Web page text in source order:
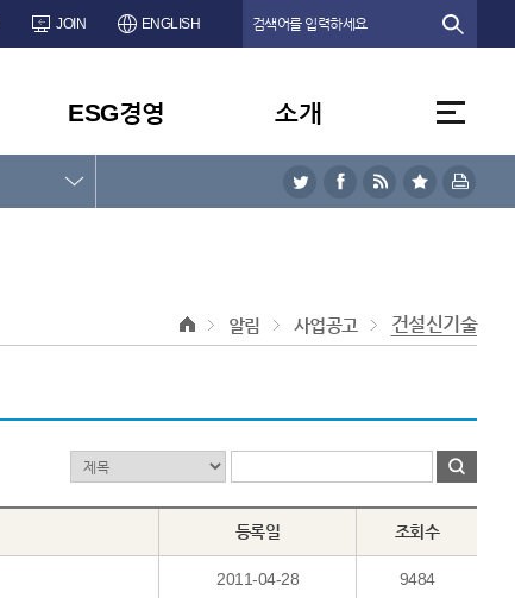
JOIN ENGLISH
ESG경영 소개
알림 사업공고 건설신기술
등록일 조회수
2011-04-28 9484